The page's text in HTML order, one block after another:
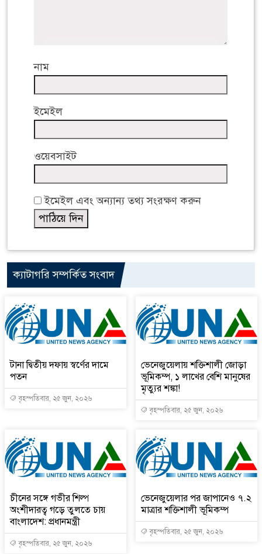
নাম
ইমেইল
ওয়েবসাইট
ইমেইল এবং অন্যান্য তথ্য সংরক্ষণ করুন
ক্যাটাগরি সম্পর্কিত সংবাদ
টানা দ্বিতীয় দফায় স্বর্ণের দামে
পতন
বৃহস্পতিবার, ২৫ জুন, ২০২৬
ভেনেজুয়েলায় শক্তিশালী জোড়া
ভূমিকম্প, ১ লাখের বেশি মানুষের
মৃত্যুর শঙ্কা!
বৃহস্পতিবার, ২৫ জুন, ২০২৬
চীনের সঙ্গে গভীর শিল্প
অংশীদারত্ব গড়ে তুলতে চায়
বাংলাদেশ: প্রধানমন্ত্রী
বৃহস্পতিবার, ২৫ জুন, ২০২৬
ভেনেজুয়েলার পর জাপানেও ৭.২
মাত্রার শক্তিশালী ভূমিকম্প
বৃহস্পতিবার, ২৫ জুন, ২০২৬